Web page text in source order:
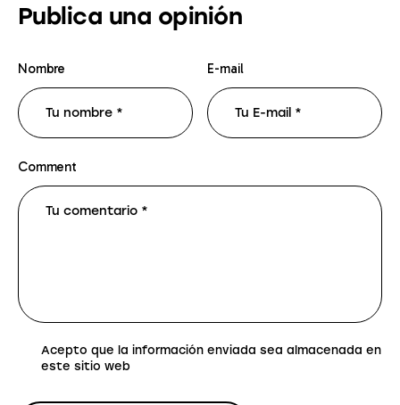
Publica una opinión
Nombre E-mail
Comment
Acepto que la información enviada sea almacenada en
este sitio web